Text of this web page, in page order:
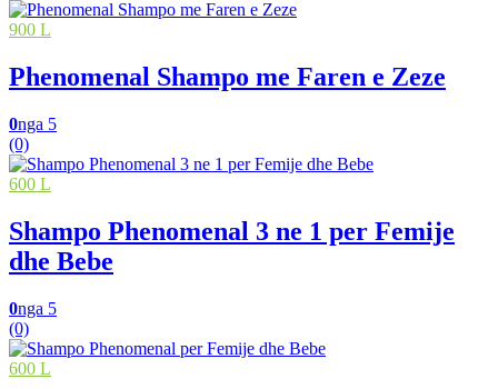
900 L
Phenomenal Shampo me Faren e Zeze
0nga 5
(0)
600 L
Shampo Phenomenal 3 ne 1 per Femije
dhe Bebe
0nga 5
(0)
600 L